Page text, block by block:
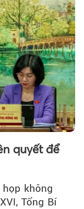
quyết để
không
Tổng Bí